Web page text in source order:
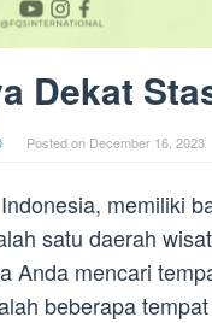
Dekat
Posted on December 16, 2023
memiliki
satu daerah
Anda mencari
beberapa